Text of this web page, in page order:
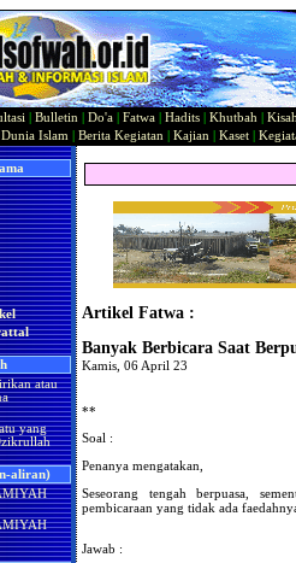
Bulletin Do'a Fatwa Hadits Khutbah
Dunia Islam Berita Kegiatan Kajian Kaset|
atau
yang
aliran)
Artikel Fatwa :
Banyak Berbicara Saat
Kamis, 06 April 23
**
Soal :
Penanya mengatakan,
Seseorang tengah berpuasa,
pembicaraan yang tidak ada
Jawab :